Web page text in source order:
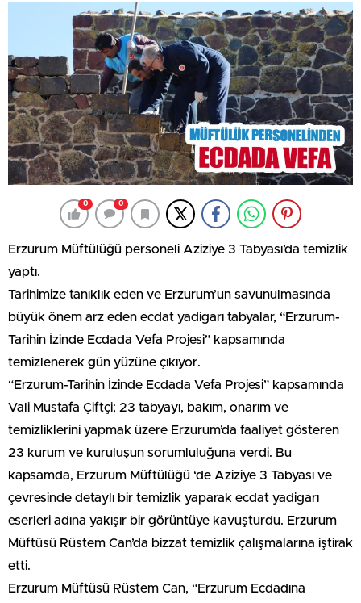
0 0
Erzurum Müftülüğü personeli Aziziye 3 Tabyası’da temizlik
yaptı.
Tarihimize tanıklık eden ve Erzurum’un savunulmasında
büyük önem arz eden ecdat yadigarı tabyalar, “Erzurum-
Tarihin İzinde Ecdada Vefa Projesi” kapsamında
temizlenerek gün yüzüne çıkıyor.
“Erzurum-Tarihin İzinde Ecdada Vefa Projesi” kapsamında
Vali Mustafa Çiftçi; 23 tabyayı, bakım, onarım ve
temizliklerini yapmak üzere Erzurum’da faaliyet gösteren
23 kurum ve kuruluşun sorumluluğuna verdi. Bu
kapsamda, Erzurum Müftülüğü ‘de Aziziye 3 Tabyası ve
çevresinde detaylı bir temizlik yaparak ecdat yadigarı
eserleri adına yakışır bir görüntüye kavuşturdu. Erzurum
Müftüsü Rüstem Can’da bizzat temizlik çalışmalarına iştirak
etti.
Erzurum Müftüsü Rüstem Can, “Erzurum Ecdadına